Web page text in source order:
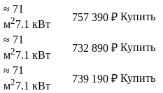
≈ 71
м27.1 кВт
757 390 ₽ Купить
≈ 71
м27.1 кВт
732 890 ₽ Купить
≈ 71
м27.1 кВт
739 190 ₽ Купить